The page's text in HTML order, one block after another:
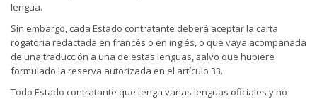
lengua.
Sin embargo, cada Estado contratante deberá aceptar la carta
rogatoria redactada en francés o en inglés, o que vaya acompañada
de una traducción a una de estas lenguas, salvo que hubiere
formulado la reserva autorizada en el artículo 33.
Todo Estado contratante que tenga varias lenguas oficiales y no